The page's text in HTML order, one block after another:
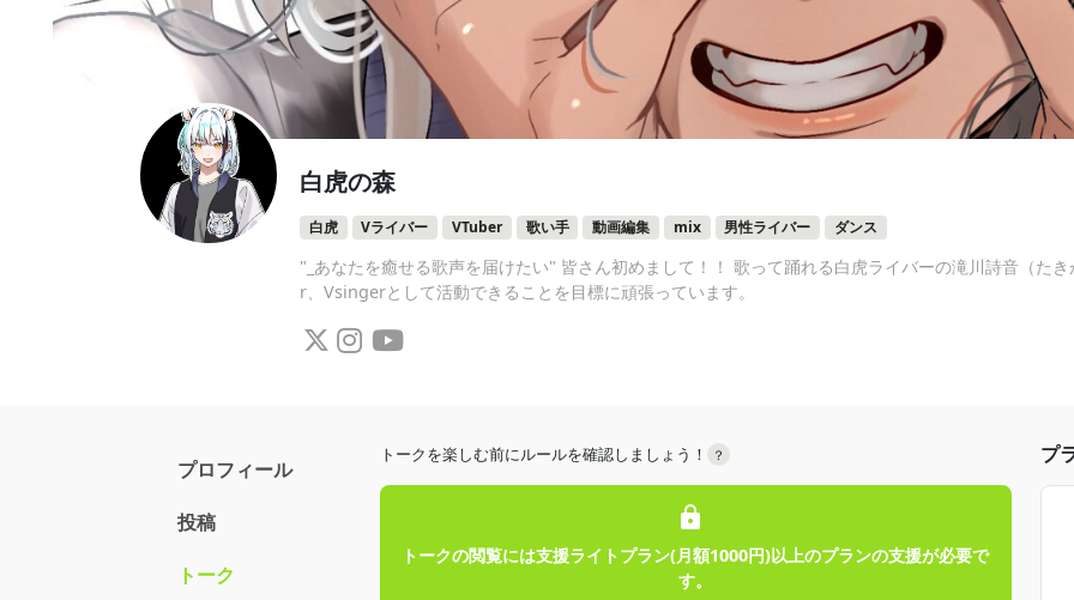
白虎の森
白虎 Vライバー VTuber 歌い手 動画編集 mix 男性ライバー ダンス
"_あなたを癒せる歌声を届けたい" 皆さん初めまして！！ 歌って踊れる白虎ライバーの滝川詩音（た
r、Vsingerとして活動できることを目標に頑張っています。
プロフィール
投稿
トーク
トークを楽しむ前にルールを確認しましょう！ ？
トークの閲覧には支援ライトプラン(月額1000円)以上のプランの支援が必要で
す。
プ